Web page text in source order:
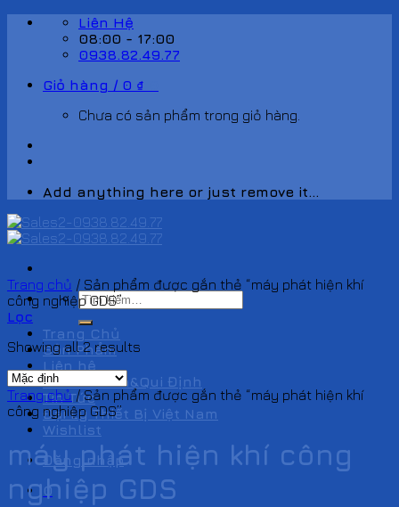
Skip
Liên Hệ
08:00 - 17:00
0938.82.49.77
Giỏ hàng / 0 ₫
Chưa có sản phẩm trong giỏ hàng.
Add anything here or just remove it...
Tìm
kiếm:
Trang Chủ
Sản Phẩm
Liên hệ
Chính Sách&Qui Định
Tin Tức
Đại Lý Thiết Bị Việt Nam
Wishlist
Đăng nhập
0
Trang chủ / Sản phẩm được gắn thẻ “máy phát hiện khí
công nghiệp GDS”
Lọc
Showing all 2 results
Trang chủ /Sản phẩm được gắn thẻ “máy phát hiện khí
công nghiệp GDS”
máy phát hiện khí công
nghiệp GDS